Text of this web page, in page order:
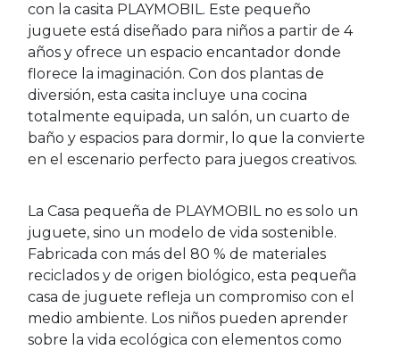
con la casita PLAYMOBIL. Este pequeño
juguete está diseñado para niños a partir de 4
años y ofrece un espacio encantador donde
florece la imaginación. Con dos plantas de
diversión, esta casita incluye una cocina
totalmente equipada, un salón, un cuarto de
baño y espacios para dormir, lo que la convierte
en el escenario perfecto para juegos creativos.
La Casa pequeña de PLAYMOBIL no es solo un
juguete, sino un modelo de vida sostenible.
Fabricada con más del 80 % de materiales
reciclados y de origen biológico, esta pequeña
casa de juguete refleja un compromiso con el
medio ambiente. Los niños pueden aprender
sobre la vida ecológica con elementos como